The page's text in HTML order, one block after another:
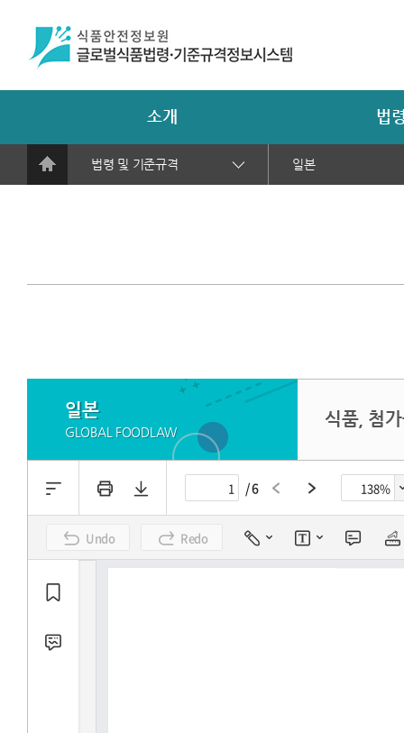
소개 법
법령 및 기준규격 일본
일본
GLOBAL FOODLAW
식품, 첨